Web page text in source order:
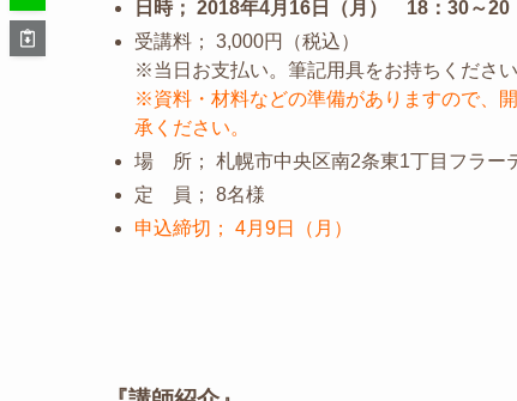
日時； 2018年4月16日（月） 18：30～20
受講料； 3,000円（税込）
※当日お支払い。筆記用具をお持ちください
※資料・材料などの準備がありますので、
承ください。
場 所； 札幌市中央区南2条東1丁目フラ
定 員； 8名様
申込締切； 4月9日（月）